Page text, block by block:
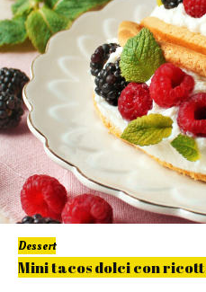
Dessert
Mini tacos dolci con